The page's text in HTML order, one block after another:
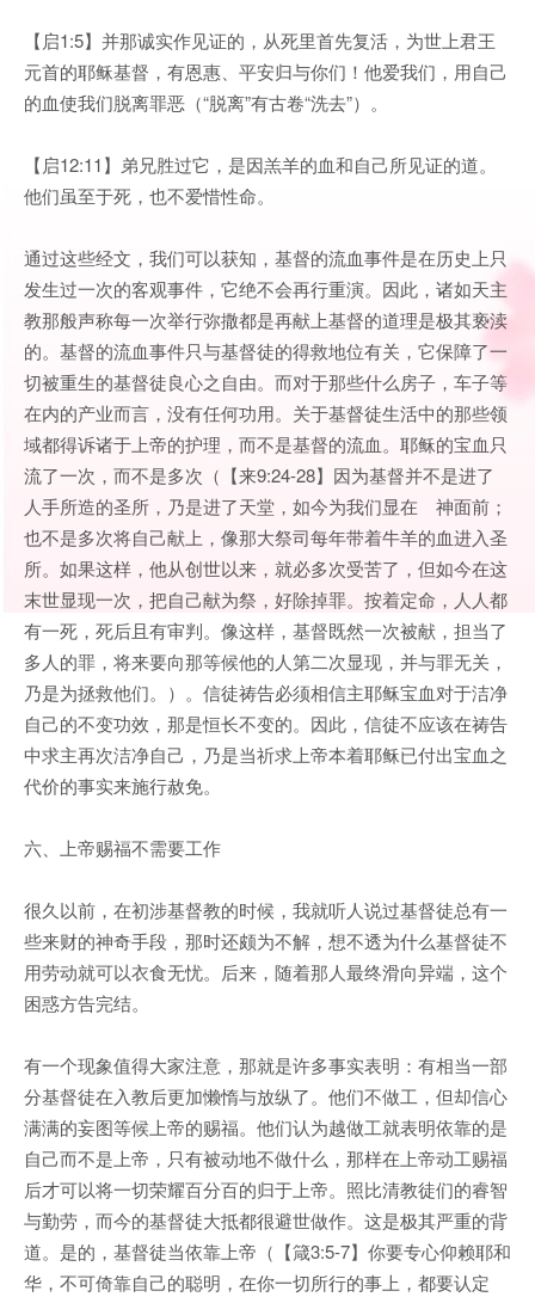
【启1:5】并那诚实作见证的，从死里首先复活，为世上君王
元首的耶稣基督，有恩惠、平安归与你们！他爱我们，用自己
的血使我们脱离罪恶（“脱离”有古卷“洗去”）。
【启12:11】弟兄胜过它，是因羔羊的血和自己所见证的道。
他们虽至于死，也不爱惜性命。
通过这些经文，我们可以获知，基督的流血事件是在历史上只
发生过一次的客观事件，它绝不会再行重演。因此，诸如天主
教那般声称每一次举行弥撒都是再献上基督的道理是极其亵渎
的。基督的流血事件只与基督徒的得救地位有关，它保障了一
切被重生的基督徒良心之自由。而对于那些什么房子，车子等
在内的产业而言，没有任何功用。关于基督徒生活中的那些领
域都得诉诸于上帝的护理，而不是基督的流血。耶稣的宝血只
流了一次，而不是多次（【来9:24-28】因为基督并不是进了
人手所造的圣所，乃是进了天堂，如今为我们显在 神面前；
也不是多次将自己献上，像那大祭司每年带着牛羊的血进入圣
所。如果这样，他从创世以来，就必多次受苦了，但如今在这
末世显现一次，把自己献为祭，好除掉罪。按着定命，人人都
有一死，死后且有审判。像这样，基督既然一次被献，担当了
多人的罪，将来要向那等候他的人第二次显现，并与罪无关，
乃是为拯救他们。）。信徒祷告必须相信主耶稣宝血对于洁净
自己的不变功效，那是恒长不变的。因此，信徒不应该在祷告
中求主再次洁净自己，乃是当祈求上帝本着耶稣已付出宝血之
代价的事实来施行赦免。
六、上帝赐福不需要工作
很久以前，在初涉基督教的时候，我就听人说过基督徒总有一
些来财的神奇手段，那时还颇为不解，想不透为什么基督徒不
用劳动就可以衣食无忧。后来，随着那人最终滑向异端，这个
困惑方告完结。
有一个现象值得大家注意，那就是许多事实表明：有相当一部
分基督徒在入教后更加懒惰与放纵了。他们不做工，但却信心
满满的妄图等候上帝的赐福。他们认为越做工就表明依靠的是
自己而不是上帝，只有被动地不做什么，那样在上帝动工赐福
后才可以将一切荣耀百分百的归于上帝。照比清教徒们的睿智
与勤劳，而今的基督徒大抵都很避世做作。这是极其严重的背
道。是的，基督徒当依靠上帝（【箴3:5-7】你要专心仰赖耶和
华，不可倚靠自己的聪明，在你一切所行的事上，都要认定